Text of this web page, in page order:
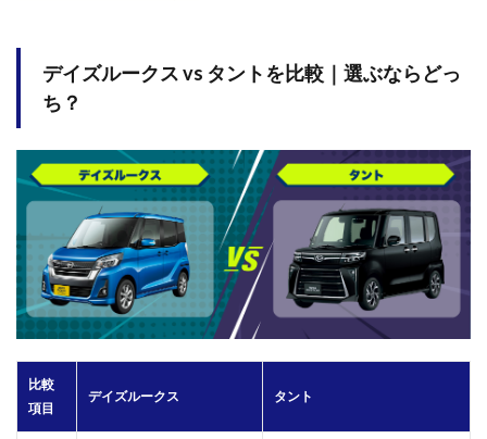
デイズルークス vs タントを比較｜選ぶならどっ
ち？
比較
項目
デイズルークス タント